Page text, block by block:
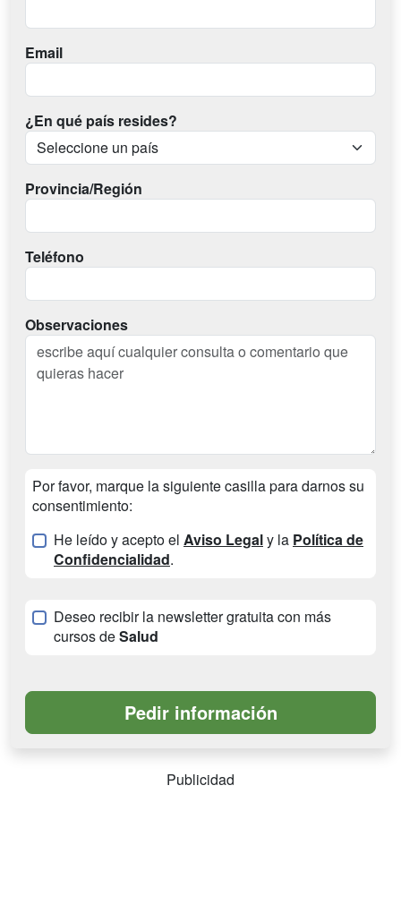
Email
¿En qué país resides?
Provincia/Región
Teléfono
Observaciones
Por favor, marque la siguiente casilla para darnos su
consentimiento:
He leído y acepto el Aviso Legaly la Política de
Confidencialidad.
Deseo recibir la newsletter gratuita con más
cursos deSalud
Publicidad